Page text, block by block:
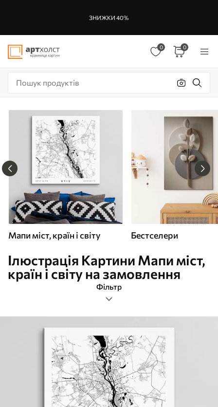
ЗНИЖКИ 40%
0 0
Мапи міст, країн і світу Бестселери
Ілюстрація Картини Мапи міст,
країн і світу на замовлення
Фільтр
ілюстрація
Формат зображення
Картини Мапи міст, країн і світу
Найпопулярніші
Очистити фільтр